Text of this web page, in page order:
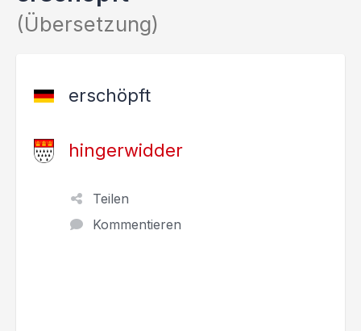
(Übersetzung)
erschöpft
hingerwidder
Teilen
Kommentieren